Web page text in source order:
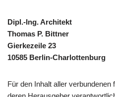
Dipl.-Ing. Architekt
Thomas P. Bittner
Gierkezeile 23
10585 Berlin-Charlottenburg
Für den Inhalt aller